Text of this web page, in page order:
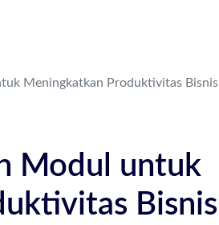
Meningkatkan Produktivitas Bisnis
Modul untuk
Bisnis